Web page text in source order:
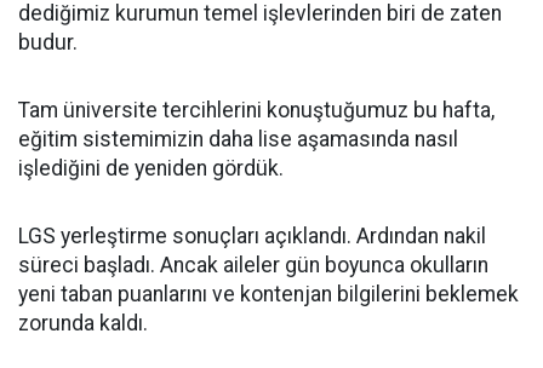
dediğimiz kurumun temel işlevlerinden biri de zaten
budur.
Tam üniversite tercihlerini konuştuğumuz bu hafta,
eğitim sistemimizin daha lise aşamasında nasıl
işlediğini de yeniden gördük.
LGS yerleştirme sonuçları açıklandı. Ardından nakil
süreci başladı. Ancak aileler gün boyunca okulların
yeni taban puanlarını ve kontenjan bilgilerini beklemek
zorunda kaldı.